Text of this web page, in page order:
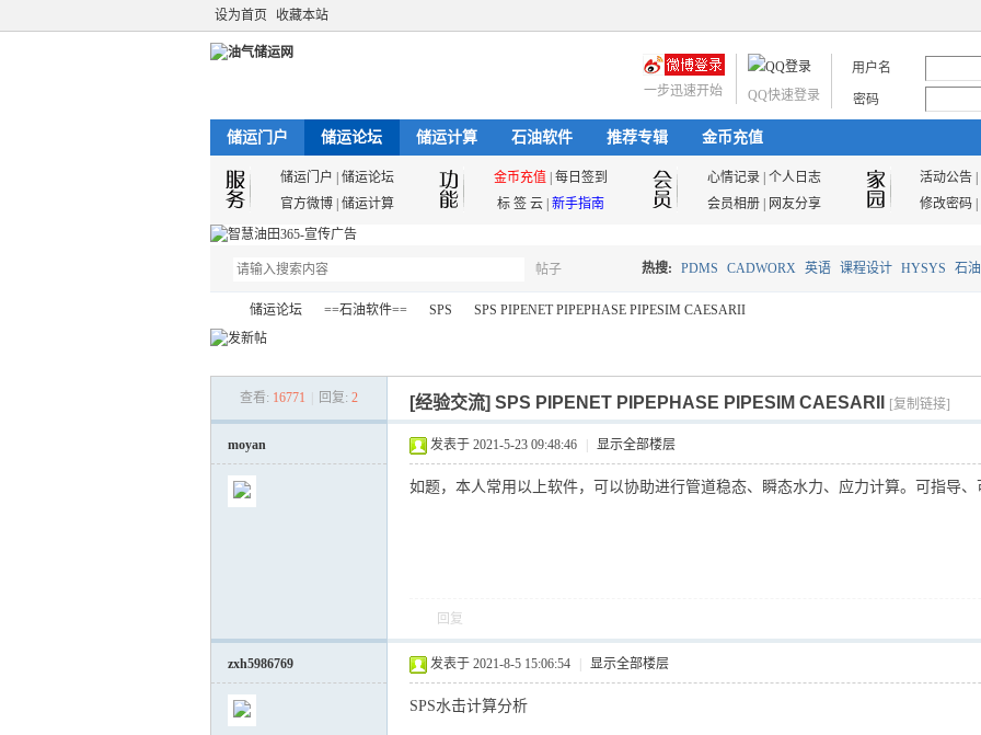
设为首页 收藏本站
用户名
密码
QQ快速登录
一步迅速开始
储运门户 储运论坛 储运计算 石油软件 推荐专辑 金币充值
储运门户 储运论坛 金币充值 每日签到 心情记录 个人日志 活动公告|
官方微博 储运计算 标 签 云 新手指南 会员相册 网友分享 修改密码|
帖子
搜
索
热搜: PDMS CADWORX 英语 课程设计 HYSYS 石
油气储运
储运论坛
›
==石油软件== SPS
›
SPS PIPENET PIPEPHASE PIPESIM CAESARII
查看: 16771 回复: 2 [经验交流] SPS PIPENET PIPEPHASE PIPESIM CAESARII [复制链接]
moyan 发表于 2021-5-23 09:48:46 显示全部楼层
如题，本人常用以上软件，可以协助进行管道稳态、瞬态水力、应力计算。可指导、
回复
zxh5986769 发表于 2021-8-5 15:06:54 显示全部楼层
SPS水击计算分析